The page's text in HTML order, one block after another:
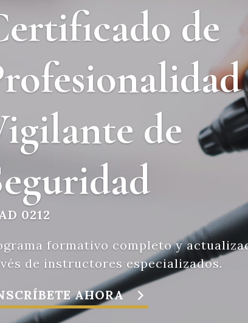
de
de
0212
formativo completo y
de instructores especializados.
AHORA